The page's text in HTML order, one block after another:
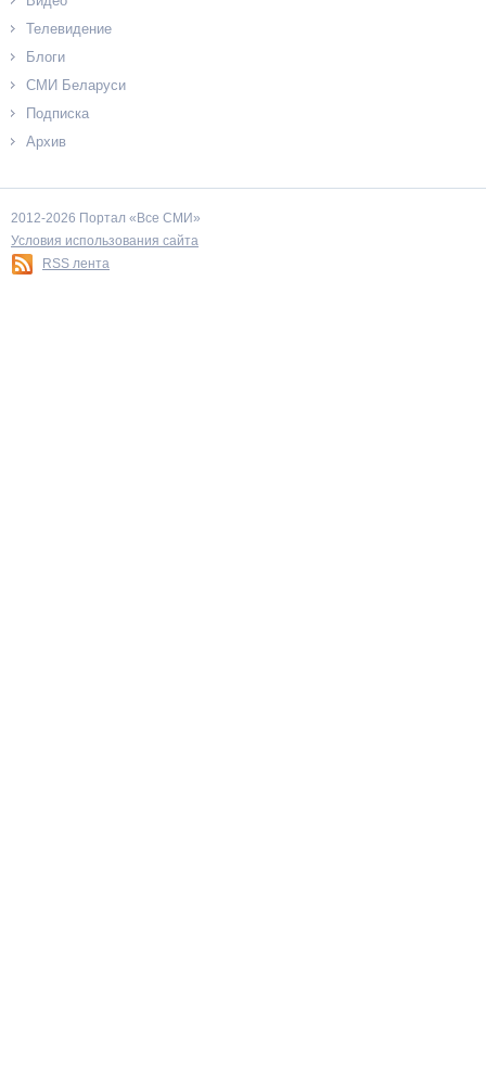
Телевидение
Блоги
СМИ Беларуси
Подписка
Архив
2012-2026 Портал «Все СМИ»
Условия использования сайта
RSS лента